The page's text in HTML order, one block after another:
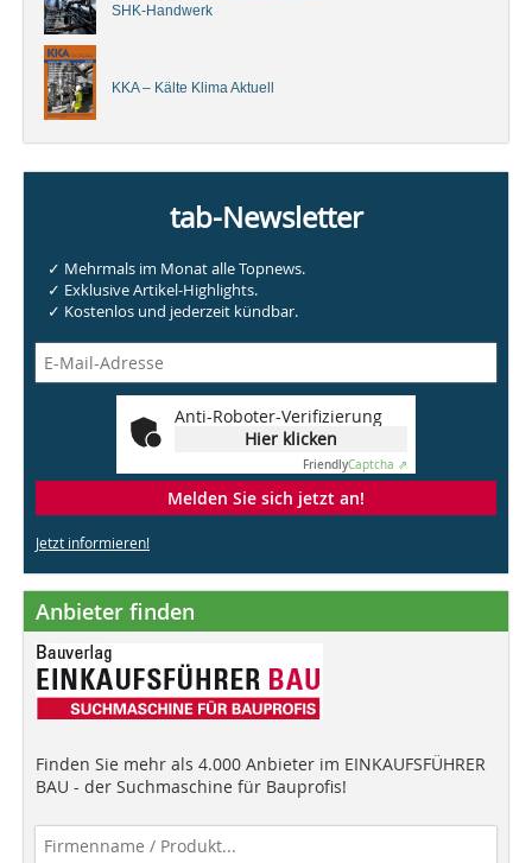
SHK-Handwerk
KKA – Kälte Klima Aktuell
tab-Newsletter
✓ Mehrmals im Monat alle Topnews.
✓ Exklusive Artikel-Highlights.
✓ Kostenlos und jederzeit kündbar.
Anti-Roboter-Verifizierung
Hier klicken
FriendlyCaptcha ⇗
Melden Sie sich jetzt an!
Jetzt informieren!
Anbieter finden
Finden Sie mehr als 4.000 Anbieter im EINKAUFSFÜHRER
BAU - der Suchmaschine für Bauprofis!